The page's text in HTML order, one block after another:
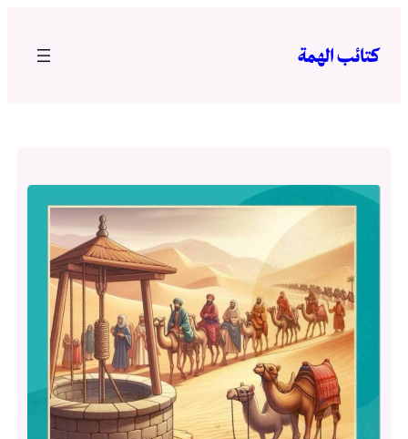
المحتوى
كتائب الهمة